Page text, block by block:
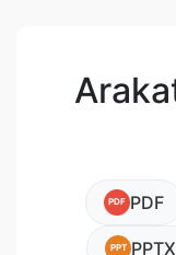
PDF PDF
PPT PPTX